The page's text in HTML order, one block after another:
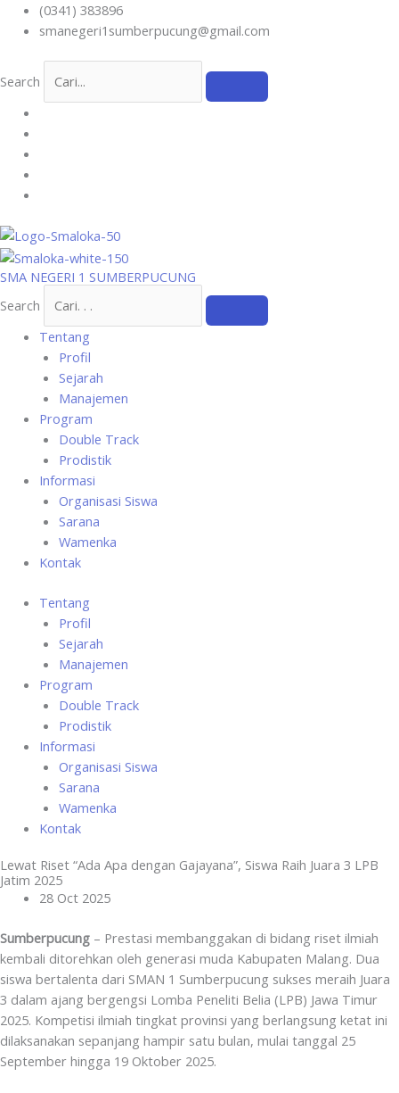
(0341) 383896
smanegeri1sumberpucung@gmail.com
Search
SMA NEGERI 1 SUMBERPUCUNG
Search
Tentang
Profil
Sejarah
Manajemen
Program
Double Track
Prodistik
Informasi
Organisasi Siswa
Sarana
Wamenka
Kontak
Tentang
Profil
Sejarah
Manajemen
Program
Double Track
Prodistik
Informasi
Organisasi Siswa
Sarana
Wamenka
Kontak
Lewat Riset “Ada Apa dengan Gajayana”, Siswa Raih Juara 3 LPB
Jatim 2025
28 Oct 2025
Sumberpucung – Prestasi membanggakan di bidang riset ilmiah
kembali ditorehkan oleh generasi muda Kabupaten Malang. Dua
siswa bertalenta dari SMAN 1 Sumberpucung sukses meraih Juara
3 dalam ajang bergengsi Lomba Peneliti Belia (LPB) Jawa Timur
2025. Kompetisi ilmiah tingkat provinsi yang berlangsung ketat ini
dilaksanakan sepanjang hampir satu bulan, mulai tanggal 25
September hingga 19 Oktober 2025.